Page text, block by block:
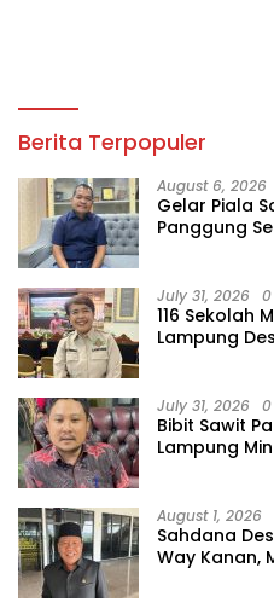
Berita Terpopuler
August 6, 2026
Gelar Piala
Panggung
July 31, 2026
116 Sekolah
Lampung
July 31, 2026
Bibit Sawit
Lampung
August 1, 2026
Sahdana
Way Kanan,